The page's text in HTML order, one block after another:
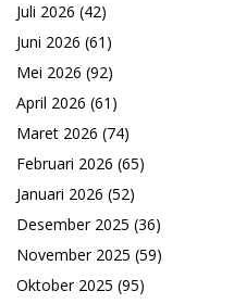
Juli 2026 (42)
Juni 2026 (61)
Mei 2026 (92)
April 2026 (61)
Maret 2026 (74)
Februari 2026 (65)
Januari 2026 (52)
Desember 2025 (36)
November 2025 (59)
Oktober 2025 (95)